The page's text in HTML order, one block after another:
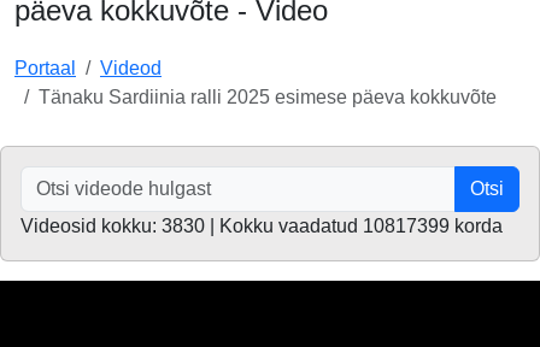
päeva kokkuvõte - Video
Portaal
Videod
Tänaku Sardiinia ralli 2025 esimese päeva kokkuvõte
Otsi
Videosid kokku: 3830 | Kokku vaadatud 10817399 korda